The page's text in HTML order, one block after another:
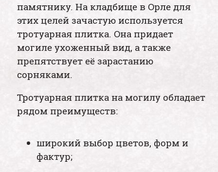
памятнику. На кладбище в Орле для
этих целей зачастую используется
тротуарная плитка. Она придает
могиле ухоженный вид, а также
препятствует её зарастанию
сорняками.
Тротуарная плитка на могилу обладает
рядом преимуществ:
широкий выбор цветов, форм и
фактур;